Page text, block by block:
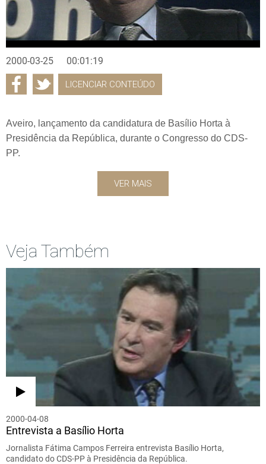
2000-03-25 00:01:19
LICENCIAR CONTEÚDO
Aveiro, lançamento da candidatura de Basílio Horta à
Presidência da República, durante o Congresso do CDS-
PP.
VER MAIS
Veja Também
2000-04-08
Entrevista a Basílio Horta
Jornalista Fátima Campos Ferreira entrevista Basílio Horta,
candidato do CDS-PP à Presidência da República.